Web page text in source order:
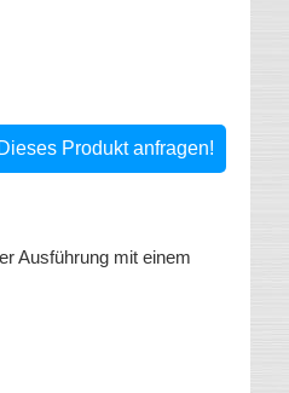
Dieses Produkt anfragen!
Ausführung mit einem